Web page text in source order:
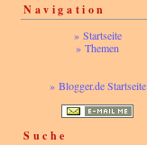
Navigation
» Startseite
» Themen
» Blogger.de Startseite
Suche